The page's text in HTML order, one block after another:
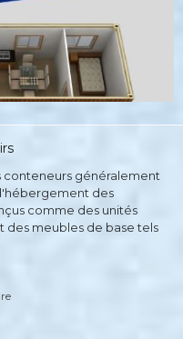
conteneurs généralement
des
comme des unités
des meubles de base tels